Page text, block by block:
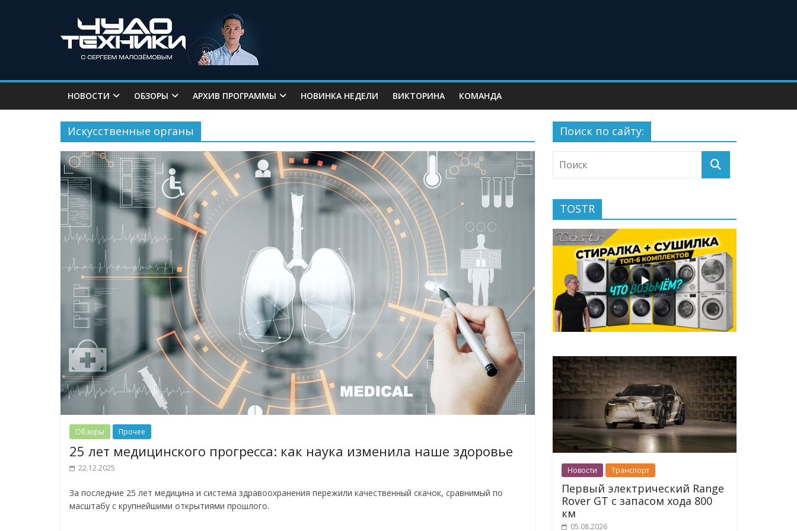
НОВОСТИ ОБЗОРЫ АРХИВ ПРОГРАММЫ НОВИНКА НЕДЕЛИ ВИКТОРИНА КОМАНДА
Искусственные органы
Обзоры Прочее
25 лет медицинского прогресса: как наука изменила наше здоровье
22.12.2025
За последние 25 лет медицина и система здравоохранения пережили качественный скачок, сравнимый по
масштабу с крупнейшими открытиями прошлого.
Поиск по сайту:
TOSTR
Новости Транспорт
Первый электрический Range
Rover GT с запасом хода 800
км
05.08.2026